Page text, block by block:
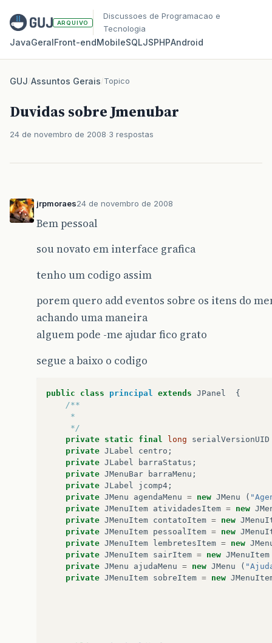
ARQUIVO
Discussoes de Programacao e
Tecnologia
JavaGeralFront‑endMobileSQLJSPHPAndroid
GUJ/Assuntos Gerais/Topico
Duvidas sobre Jmenubar
24 de novembro de 2008 3 respostas
jrpmoraes24 de novembro de 2008
Bem pessoal
sou novato em interface grafica
tenho um codigo assim
porem quero add eventos sobre os itens do
achando uma maneira
alguem pode -me ajudar fico grato
segue a baixo o codigo
public class principal extends JPanel
{
/**
	 *
	 */
private static final long
serialVersionUID
private JLabel centro ;
private JLabel barraStatus ;
private JMenuBar barraMenu ;
private JLabel jcomp4 ;
private JMenu agendaMenu = new JMenu (
private JMenuItem atividadesItem = new
private JMenuItem contatoItem = new
private JMenuItem pessoalItem = new
private JMenuItem lembretesItem = new
private JMenuItem sairItem = new JMenuItem
private JMenu ajudaMenu = new JMenu (
private JMenuItem sobreItem = new